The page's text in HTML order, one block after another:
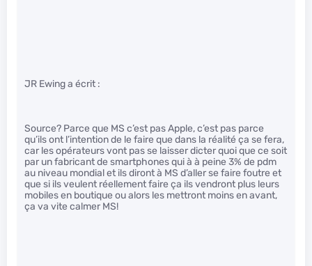
JR Ewing a écrit :
Source? Parce que MS c’est pas Apple, c’est pas parce
qu’ils ont l’intention de le faire que dans la réalité ça se fera,
car les opérateurs vont pas se laisser dicter quoi que ce soit
par un fabricant de smartphones qui à à peine 3% de pdm
au niveau mondial et ils diront à MS d’aller se faire foutre et
que si ils veulent réellement faire ça ils vendront plus leurs
mobiles en boutique ou alors les mettront moins en avant,
ça va vite calmer MS!